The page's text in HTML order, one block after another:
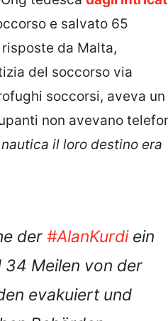
e salvato 65
da Malta,
del soccorso via
soccorsi, aveva un
non avevano telefoni
il loro destino era
34 Meilen von der
evakuiert und
Behörden